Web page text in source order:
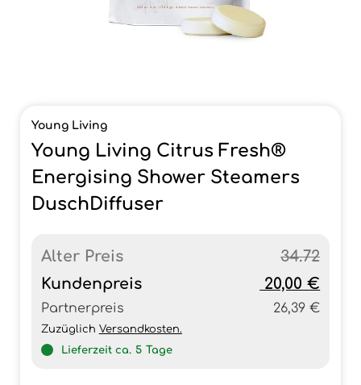
Young Living
Young Living Citrus Fresh®
Energising Shower Steamers
DuschDiffuser
Alter Preis
34.72
Kundenpreis
20,00 €
Partnerpreis 26,39 €
Zuzüglich Versandkosten.
Lieferzeit ca. 5 Tage